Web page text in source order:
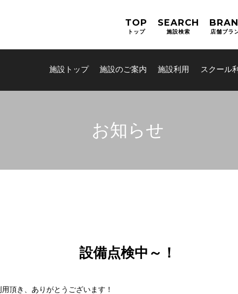
TOP
トップ
SEARCH
施設検索 店舗ブラ
施設トップ 施設のご案内 施設利用 スクール
吹田市スポーツ施設予約シス
お知らせ
設備点検中～！
頂き、ありがとうございます！